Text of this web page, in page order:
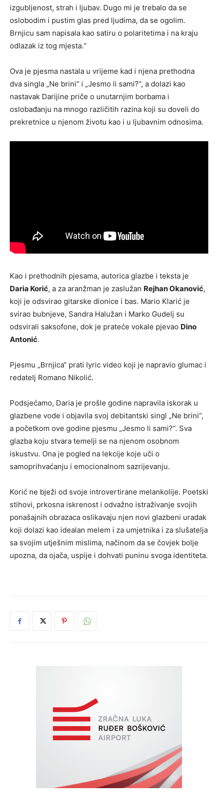
izgubljenost, strah i ljubav. Dugo mi je trebalo da se
oslobodim i pustim glas pred ljudima, da se ogolim.
Brnjicu sam napisala kao satiru o polaritetima i na kraju
odlazak iz tog mjesta.“
Ova je pjesma nastala u vrijeme kad i njena prethodna
dva singla „Ne brini“ i „Jesmo li sami?“, a dolazi kao
nastavak Darijine priče o unutarnjim borbama i
oslobađanju na mnogo različitih razina koji su doveli do
prekretnice u njenom životu kao i u ljubavnim odnosima.
Kao i prethodnih pjesama, autorica glazbe i teksta je
Daria Korić, a za aranžman je zaslužan Rejhan Okanović,
koji je odsvirao gitarske dionice i bas. Mario Klarić je
svirao bubnjeve, Sandra Halužan i Marko Gudelj su
odsvirali saksofone, dok je prateće vokale pjevao Dino
Antonić.
Pjesmu „Brnjica“ prati lyric video koji je napravio glumac i
redatelj Romano Nikolić.
Podsjećamo, Daria je prošle godine napravila iskorak u
glazbene vode i objavila svoj debitantski singl „Ne brini“,
a početkom ove godine pjesmu „Jesmo li sami?“. Sva
glazba koju stvara temelji se na njenom osobnom
iskustvu. Ona je pogled na lekcije koje uči o
samoprihvaćanju i emocionalnom sazrijevanju.
Korić ne bježi od svoje introvertirane melankolije. Poetski
stihovi, prkosna iskrenost i odvažno istraživanje svojih
ponašajnih obrazaca oslikavaju njen novi glazbeni uradak
koji dolazi kao idealan melem i za umjetnika i za slušatelja
sa svojim utješnim mislima, načinom da se čovjek bolje
upozna, da ojača, uspije i dohvati puninu svoga identiteta.